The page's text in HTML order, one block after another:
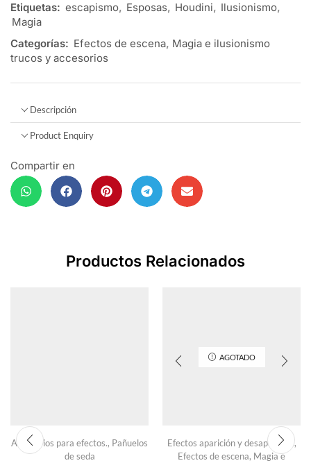
Etiquetas: escapismo, Esposas, Houdini, Ilusionismo,
Magia
Categorías: Efectos de escena, Magia e ilusionismo
trucos y accesorios
Descripción
Product Enquiry
Compartir en
Productos Relacionados
Accesorios para efectos., Pañuelos
de seda
AGOTADO
Efectos aparición y desaparición,
Efectos de escena, Magia e